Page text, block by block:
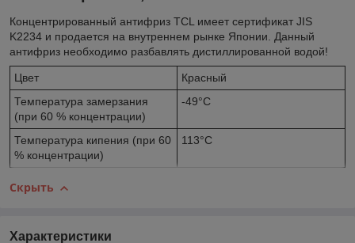
Концентрированный антифриз TCL имеет сертификат JIS
K2234 и продается на внутреннем рынке Японии. Данный
антифриз необходимо разбавлять дистиллированной водой!
Цвет
Красный
Температура замерзания
(при 60 % концентрации)
-49°C
Температура кипения (при 60
% концентрации)
113°C
Скрыть
Характеристики